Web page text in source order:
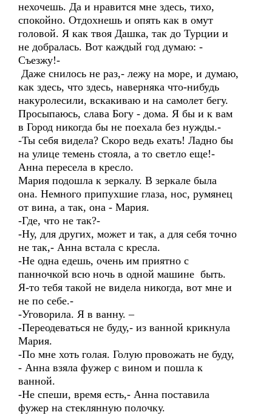
нехочешь. Да и нравится мне здесь, тихо,
спокойно. Отдохнешь и опять как в омут
головой. Я как твоя Дашка, так до Турции и
не добралась. Вот каждый год думаю: -
Съезжу!-
Даже снилось не раз,- лежу на море, и думаю,
как здесь, что здесь, наверняка что-нибудь
накуролесили, вскакиваю и на самолет бегу.
Просыпаюсь, слава Богу - дома. Я бы и к вам
в Город никогда бы не поехала без нужды.-
-Ты себя видела? Скоро ведь ехать! Ладно бы
на улице темень стояла, а то светло еще!-
Анна пересела в кресло.
Мария подошла к зеркалу. В зеркале была
она. Немного припухшие глаза, нос, румянец
от вина, а так, она - Мария.
-Где, что не так?-
-Ну, для других, может и так, а для себя точно
не так,- Анна встала с кресла.
-Не одна едешь, очень им приятно с
панночкой всю ночь в одной машине быть.
Я-то тебя такой не видела никогда, вот мне и
не по себе.-
-Уговорила. Я в ванну. –
-Переодеваться не буду,- из ванной крикнула
Мария.
-По мне хоть голая. Голую провожать не буду,
- Анна взяла фужер с вином и пошла к
ванной.
-Не спеши, время есть,- Анна поставила
фужер на стеклянную полочку.